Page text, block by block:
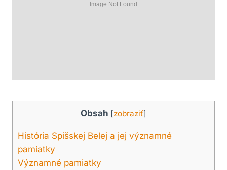
Obsah [zobraziť]
História Spišskej Belej a jej významné
pamiatky
Významné pamiatky